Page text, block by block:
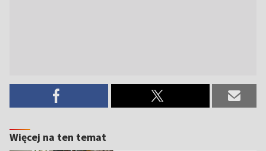
Więcej na ten temat